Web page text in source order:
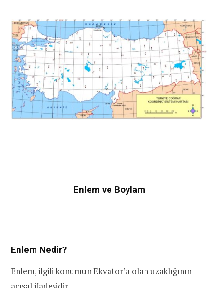
Enlem ve Boylam
Enlem Nedir?
Enlem, ilgili konumun Ekvator’a olan uzaklığının